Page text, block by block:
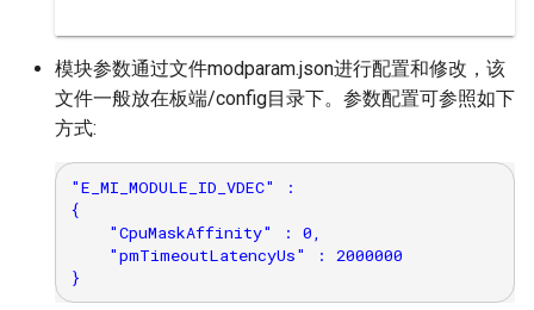
模块参数通过文件modparam.json进行配置和修改，该
文件一般放在板端/config目录下。参数配置可参照如下
方式:
"E_MI_MODULE_ID_VDEC" :
{
    "CpuMaskAffinity" : 0,
    "pmTimeoutLatencyUs" : 2000000